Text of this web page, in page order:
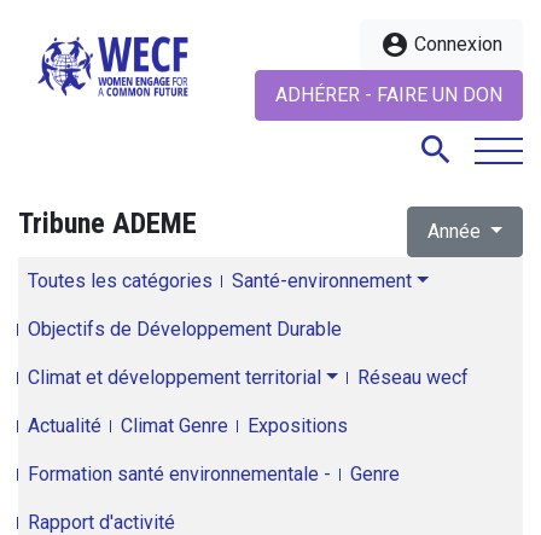
account_circle Connexion
ADHÉRER - FAIRE UN DON
search
Tribune ADEME Année
Toutes les catégories Santé-environnement
Objectifs de Développement Durable
Climat et développement territorial Réseau wecf
Actualité Climat Genre Expositions
Formation santé environnementale - Genre
Rapport d'activité